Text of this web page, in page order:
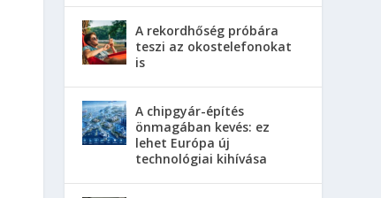
A rekordhőség próbára
teszi az okostelefonokat
is
A chipgyár-építés
önmagában kevés: ez
lehet Európa új
technológiai kihívása